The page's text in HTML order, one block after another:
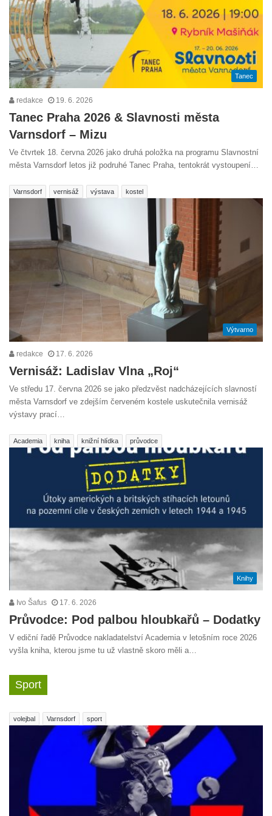
Tanec
redakce 19. 6. 2026
Tanec Praha 2026 & Slavnosti města
Varnsdorf – Mizu
Ve čtvrtek 18. června 2026 jako druhá položka na programu Slavnostní
města Varnsdorf letos již podruhé Tanec Praha, tentokrát vystoupení…
Varnsdorf vernisáž výstava kostel
Výtvarno
redakce 17. 6. 2026
Vernisáž: Ladislav Vlna „Roj“
Ve středu 17. června 2026 se jako předzvěst nadcházejících slavností
města Varnsdorf ve zdejším červeném kostele uskutečnila vernisáž
výstavy prací…
Academia kniha knižní hlídka průvodce
Knihy
Ivo Šafus 17. 6. 2026
Průvodce: Pod palbou hloubkařů – Dodatky
V ediční řadě Průvodce nakladatelství Academia v letošním roce 2026
vyšla kniha, kterou jsme tu už vlastně skoro měli a…
Sport
volejbal Varnsdorf sport